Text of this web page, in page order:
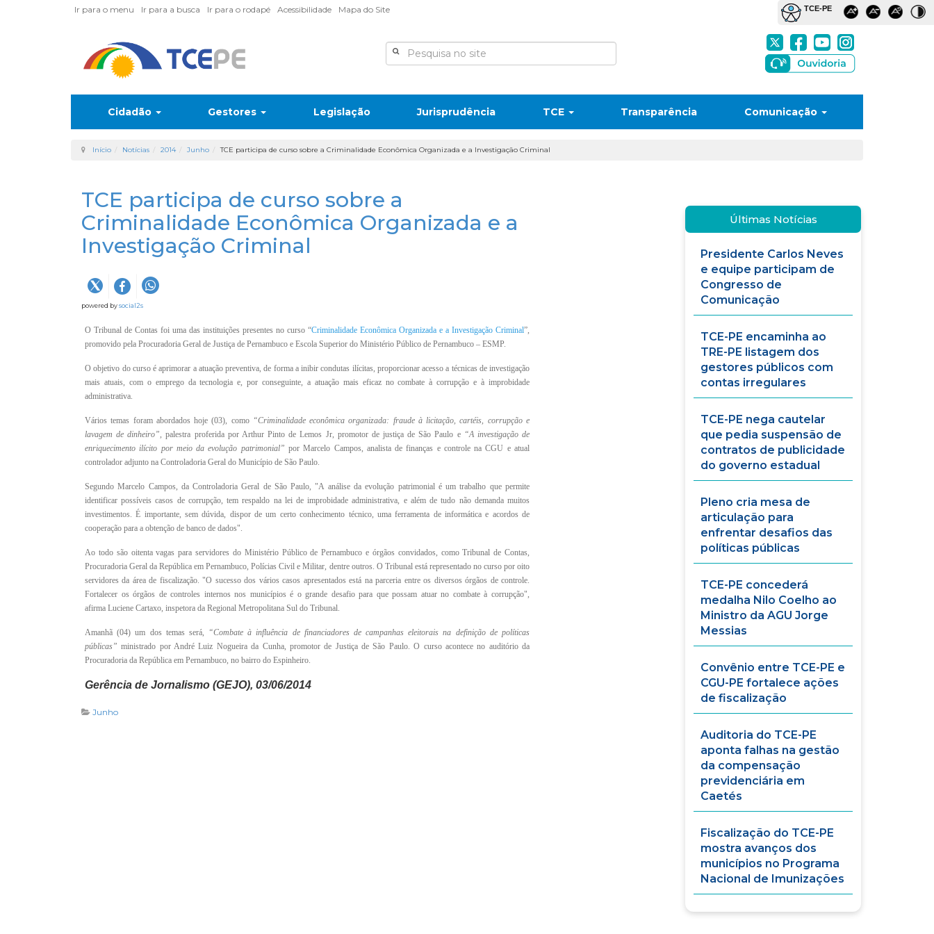
Ir para o menu Ir para a busca Ir para o rodapé Acessibilidade Mapa do Site
Cidadão Gestores Legislação Jurisprudência TCE Transparência Comunicação
Início Notícias 2014 Junho TCE participa de curso sobre a Criminalidade Econômica Organizada e a Investigação Criminal
TCE participa de curso sobre a
Criminalidade Econômica Organizada e a
Investigação Criminal
powered bysocial2s
O Tribunal de Contas foi uma das instituições presentes no curso “Criminalidade Econômica Organizada e a Investigação Criminal”,
promovido pela Procuradoria Geral de Justiça de Pernambuco e Escola Superior do Ministério Público de Pernambuco – ESMP.
O objetivo do curso é aprimorar a atuação preventiva, de forma a inibir condutas ilícitas, proporcionar acesso a técnicas de investigação
mais atuais, com o emprego da tecnologia e, por conseguinte, a atuação mais eficaz no combate à corrupção e à improbidade
administrativa.
Vários temas foram abordados hoje (03), como “Criminalidade econômica organizada: fraude à licitação, cartéis, corrupção e
lavagem de dinheiro”, palestra proferida por Arthur Pinto de Lemos Jr, promotor de justiça de São Paulo e “A investigação de
enriquecimento ilícito por meio da evolução patrimonial” por Marcelo Campos, analista de finanças e controle na CGU e atual
controlador adjunto na Controladoria Geral do Município de São Paulo.
Segundo Marcelo Campos, da Controladoria Geral de São Paulo, "A análise da evolução patrimonial é um trabalho que permite
identificar possíveis casos de corrupção, tem respaldo na lei de improbidade administrativa, e além de tudo não demanda muitos
investimentos. É importante, sem dúvida, dispor de um certo conhecimento técnico, uma ferramenta de informática e acordos de
cooperação para a obtenção de banco de dados".
Ao todo são oitenta vagas para servidores do Ministério Público de Pernambuco e órgãos convidados, como Tribunal de Contas,
Procuradoria Geral da República em Pernambuco, Polícias Civil e Militar, dentre outros. O Tribunal está representado no curso por oito
servidores da área de fiscalização."O sucesso dos vários casos apresentados está na parceria entre os diversos órgãos de controle.
Fortalecer os órgãos de controles internos nos municípios é o grande desafio para que possam atuar no combate à corrupção",
afirma Luciene Cartaxo, inspetora da Regional Metropolitana Sul do Tribunal.
Amanhã (04) um dos temas será, “Combate à influência de financiadores de campanhas eleitorais na definição de políticas
públicas” ministrado por André Luiz Nogueira da Cunha, promotor de Justiça de São Paulo. O curso acontece no auditório da
Procuradoria da República em Pernambuco, no bairro do Espinheiro.
Gerência de Jornalismo (GEJO), 03/06/2014
Junho
Últimas Notícias
Presidente Carlos Neves
e equipe participam de
Congresso de
Comunicação
TCE-PE encaminha ao
TRE-PE listagem dos
gestores públicos com
contas irregulares
TCE-PE nega cautelar
que pedia suspensão de
contratos de publicidade
do governo estadual
Pleno cria mesa de
articulação para
enfrentar desafios das
políticas públicas
TCE-PE concederá
medalha Nilo Coelho ao
Ministro da AGU Jorge
Messias
Convênio entre TCE-PE e
CGU-PE fortalece ações
de fiscalização
Auditoria do TCE-PE
aponta falhas na gestão
da compensação
previdenciária em
Caetés
Fiscalização do TCE-PE
mostra avanços dos
municípios no Programa
Nacional de Imunizações